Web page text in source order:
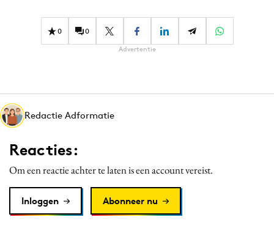
Diversiteit
Effectiviteit
Martech
Media
Merkstrategie
Purpose Marketing
Reputatie & crisis
0 0
Advertentie
Redactie Adformatie
Reacties:
Om een reactie achter te laten is een account vereist.
Inloggen Abonneer nu